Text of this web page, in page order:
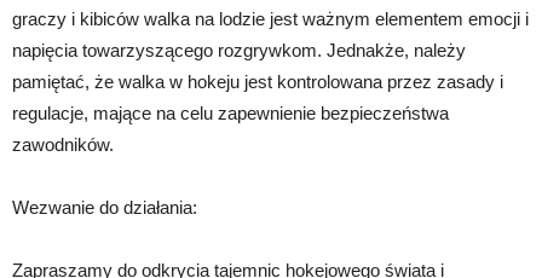
graczy i kibiców walka na lodzie jest ważnym elementem emocji i
napięcia towarzyszącego rozgrywkom. Jednakże, należy
pamiętać, że walka w hokeju jest kontrolowana przez zasady i
regulacje, mające na celu zapewnienie bezpieczeństwa
zawodników.
Wezwanie do działania:
Zapraszamy do odkrycia tajemnic hokejowego świata i